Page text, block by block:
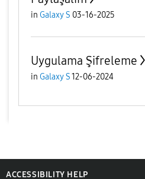
in Galaxy S 03-16-2025
Uygulama Şifreleme
in Galaxy S12-06-2024
ACCESSIBILITY HELP